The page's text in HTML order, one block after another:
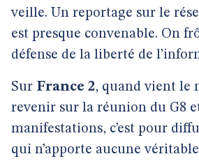
veille. Un reportage sur le
est presque convenable. On
défense de la liberté de
Sur France 2, quand vient le
revenir sur la réunion du G8
manifestations, c’est pour
qui n’apporte aucune